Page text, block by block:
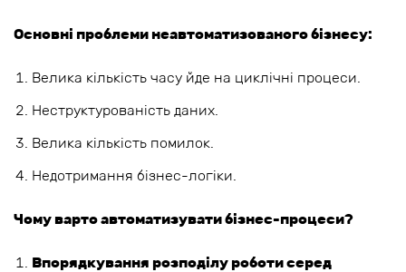
Основні проблеми неавтоматизованого бізнесу:
Велика кількість часу йде на циклічні процеси.
Неструктурованість даних.
Велика кількість помилок.
Недотримання бізнес-логіки.
Чому варто автоматизувати бізнес-процеси?
Впорядкування розподілу роботи серед